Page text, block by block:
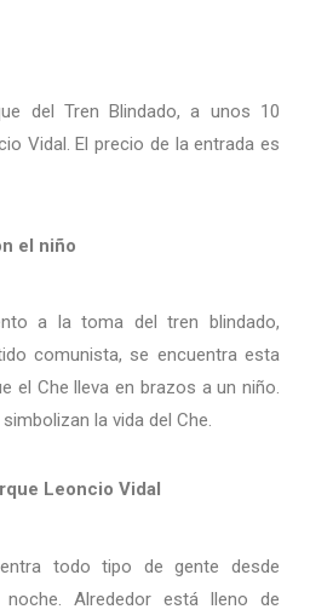
del Tren Blindado, a unos 10
Vidal. El precio de la entrada es
el niño
a la toma del tren blindado,
comunista, se encuentra esta
el Che lleva en brazos a un niño.
la vida del Che.
Leoncio Vidal
todo tipo de gente desde
Alrededor está lleno de